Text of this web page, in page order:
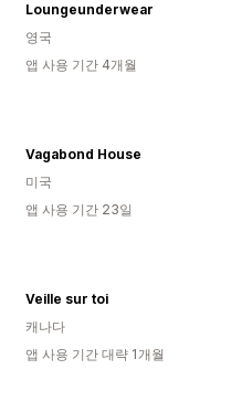
Loungeunderwear
영국
앱 사용 기간 4개월
Vagabond House
미국
앱 사용 기간 23일
Veille sur toi
캐나다
앱 사용 기간 대략 1개월